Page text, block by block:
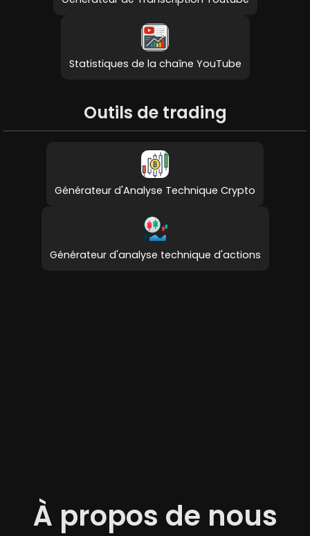
Statistiques de la chaîne YouTube
Outils de trading
Générateur d'Analyse Technique Crypto
Générateur d'analyse technique d'actions
À propos de nous